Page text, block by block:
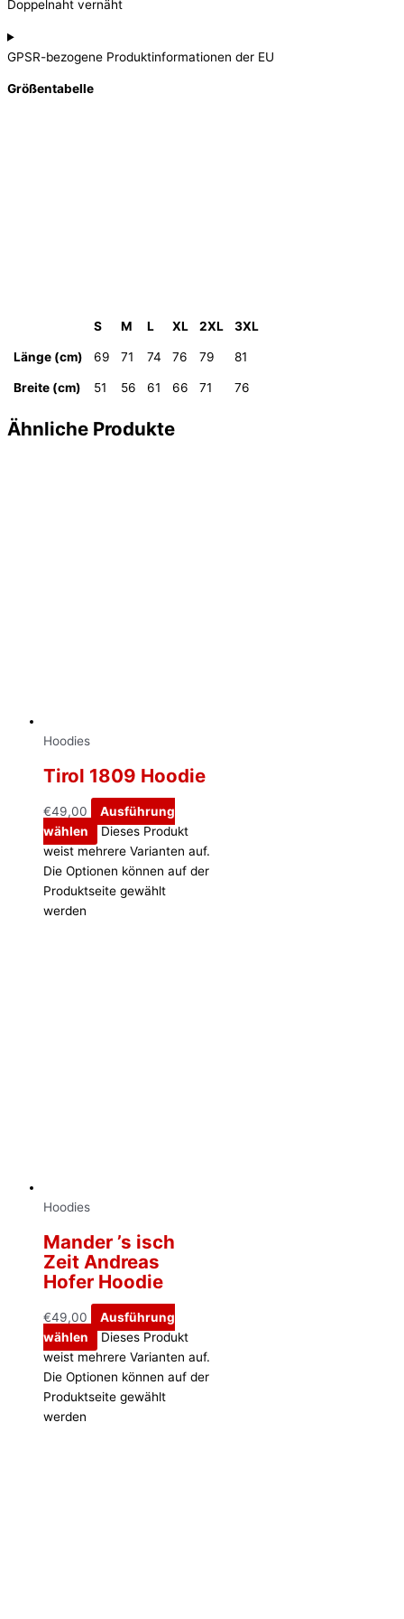
Doppelnaht vernäht
GPSR-bezogene Produktinformationen der EU
Größentabelle
S M L XL 2XL 3XL
Länge (cm) 69 71 74 76 79 81
Breite (cm) 51 56 61 66 71 76
Ähnliche Produkte
Hoodies
Tirol 1809 Hoodie
€49,00
Ausführung
wählen
Dieses Produkt
weist mehrere Varianten auf.
Die Optionen können auf der
Produktseite gewählt
werden
Hoodies
Mander ’s isch
Zeit Andreas
Hofer Hoodie
€49,00
Ausführung
wählen
Dieses Produkt
weist mehrere Varianten auf.
Die Optionen können auf der
Produktseite gewählt
werden